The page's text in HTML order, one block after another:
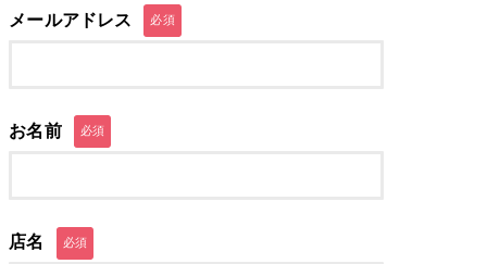
メールアドレス 必須
お名前 必須
店名 必須